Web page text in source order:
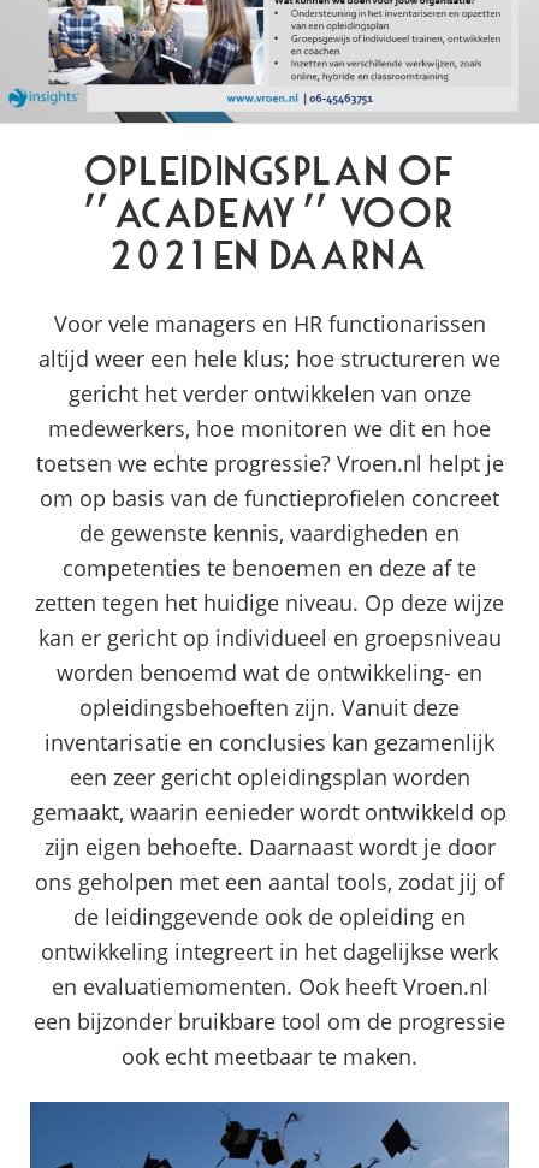
Opleidingsplan of
“Academy” voor
2021 en daarna
Voor vele managers en HR functionarissen
altijd weer een hele klus; hoe structureren we
gericht het verder ontwikkelen van onze
medewerkers, hoe monitoren we dit en hoe
toetsen we echte progressie? Vroen.nl helpt je
om op basis van de functieprofielen concreet
de gewenste kennis, vaardigheden en
competenties te benoemen en deze af te
zetten tegen het huidige niveau. Op deze wijze
kan er gericht op individueel en groepsniveau
worden benoemd wat de ontwikkeling- en
opleidingsbehoeften zijn. Vanuit deze
inventarisatie en conclusies kan gezamenlijk
een zeer gericht opleidingsplan worden
gemaakt, waarin eenieder wordt ontwikkeld op
zijn eigen behoefte. Daarnaast wordt je door
ons geholpen met een aantal tools, zodat jij of
de leidinggevende ook de opleiding en
ontwikkeling integreert in het dagelijkse werk
en evaluatiemomenten. Ook heeft Vroen.nl
een bijzonder bruikbare tool om de progressie
ook echt meetbaar te maken.